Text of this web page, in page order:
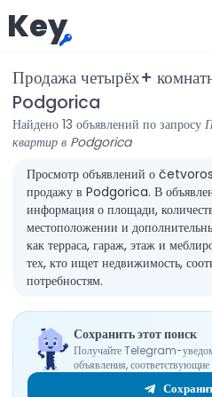
Key
Продажа четырёх+
Podgorica
Найдено 13 объявлений по запросу
квартир в Podgorica
Просмотр объявлений о
продажу в Podgorica. В
информация о площади,
местоположении и
как терраса, гараж, этаж и
тех, кто ищет недвижимость,
потребностям.
Сохранить этот поиск
Получайте Telegram-
объявления,